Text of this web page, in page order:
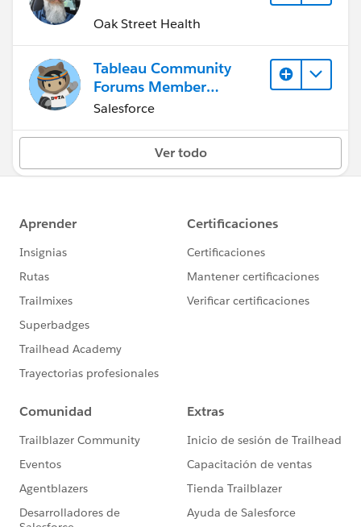
Oak Street Health
Tableau Community
Forums Member
(Inactive)
Salesforce
Ver todo